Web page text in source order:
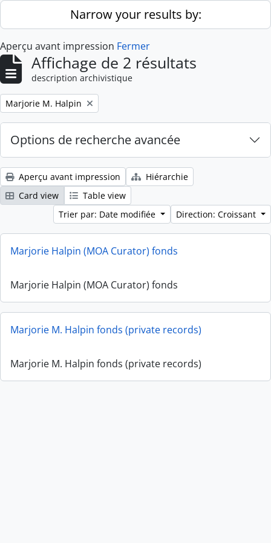
Skip to main contentNarrow your results by:
Aperçu avant impression Fermer
Affichage de 2 résultats
description archivistique
Remove filter:
Marjorie M. Halpin
Options de recherche avancée
Aperçu avant impression
Hiérarchie
Card view
Table view
Trier par: Date modifiée
Direction: Croissant
Marjorie Halpin (MOA Curator) fonds
Marjorie Halpin (MOA Curator) fonds
Marjorie M. Halpin fonds (private records)
Marjorie M. Halpin fonds (private records)